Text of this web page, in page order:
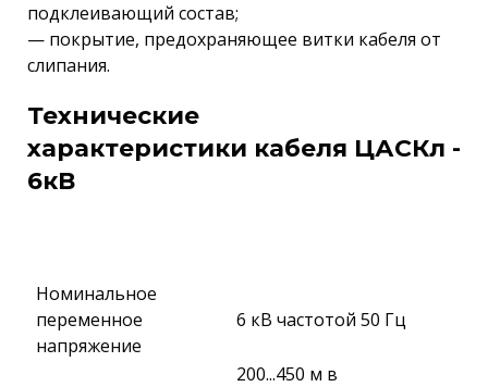
подклеивающий состав;
— покрытие, предохраняющее витки кабеля от
слипания.
Технические
характеристики кабеля ЦАСКл -
6кВ
Номинальное
переменное
напряжение
6 кВ частотой 50 Гц
200...450 м в